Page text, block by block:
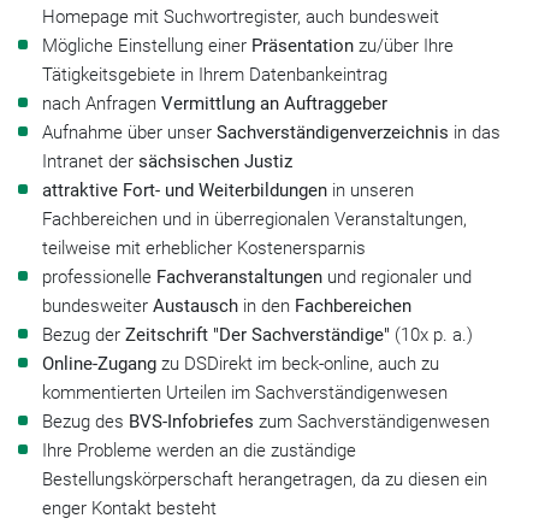
Homepage mit Suchwortregister, auch bundesweit
Mögliche Einstellung einer Präsentation zu/über Ihre
Tätigkeitsgebiete in Ihrem Datenbankeintrag
nach Anfragen Vermittlung an Auftraggeber
Aufnahme über unser Sachverständigenverzeichnis in das
Intranet der sächsischen Justiz
attraktive Fort- und Weiterbildungen in unseren
Fachbereichen und in überregionalen Veranstaltungen,
teilweise mit erheblicher Kostenersparnis
professionelle Fachveranstaltungen und regionaler und
bundesweiter Austausch in den Fachbereichen
Bezug der Zeitschrift "Der Sachverständige" (10x p. a.)
Online-Zugang zu DSDirekt im beck-online, auch zu
kommentierten Urteilen im Sachverständigenwesen
Bezug des BVS-Infobriefes zum Sachverständigenwesen
Ihre Probleme werden an die zuständige
Bestellungskörperschaft herangetragen, da zu diesen ein
enger Kontakt besteht